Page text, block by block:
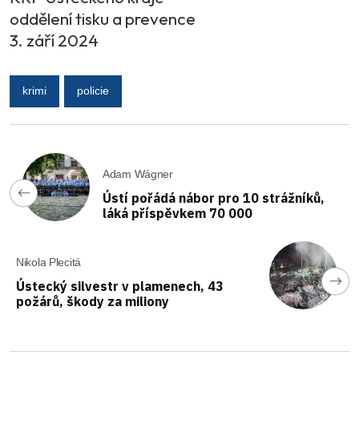
oddělení tisku a prevence
3. září 2024
krimi policie
Adam Wágner
Ústí pořádá nábor pro 10 strážníků,
láká příspěvkem 70 000
Nikola Plecitá
Ústecký silvestr v plamenech, 43
požárů, škody za miliony